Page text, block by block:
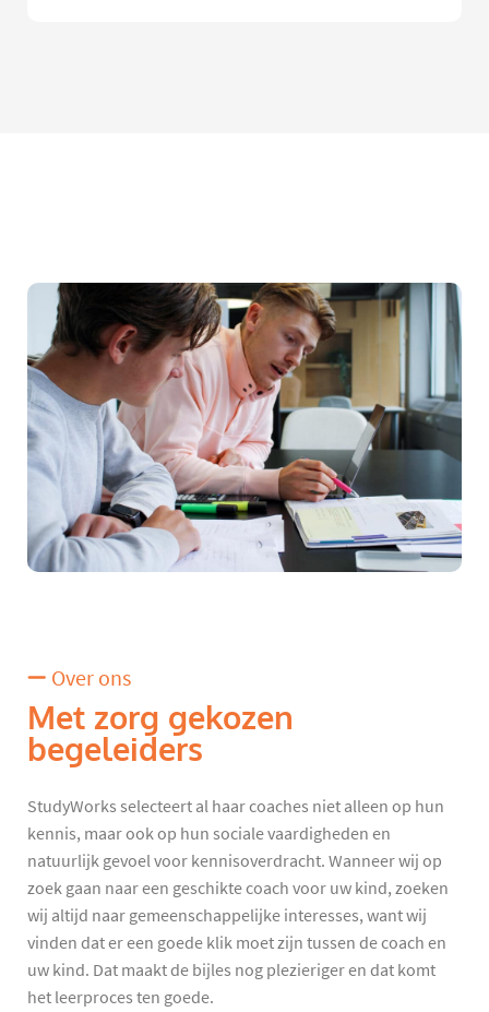
Over ons
Met zorg gekozen
begeleiders
StudyWorks selecteert al haar coaches niet alleen op hun
kennis, maar ook op hun sociale vaardigheden en
natuurlijk gevoel voor kennisoverdracht. Wanneer wij op
zoek gaan naar een geschikte coach voor uw kind, zoeken
wij altijd naar gemeenschappelijke interesses, want wij
vinden dat er een goede klik moet zijn tussen de coach en
uw kind. Dat maakt de bijles nog plezieriger en dat komt
het leerproces ten goede.